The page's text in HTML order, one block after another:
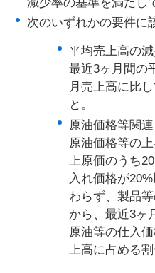
次のいずれかの要件に
平均売上高の減
最近3ヶ月間の
月売上高に比
と。
原油価格等関連
原油価格等の
上原価のうち
入れ価格が
わらず、製品
から、最近3ヶ
原油等の仕入
上高に占める